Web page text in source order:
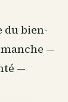
du bien-
—
—